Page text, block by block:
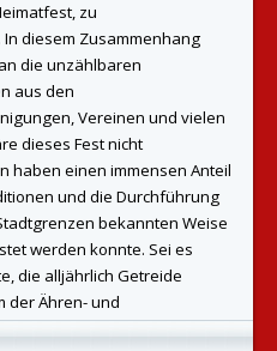
zu
In diesem Zusammenhang
die unzählbaren
aus den
Vereinen und vielen
dieses Fest nicht
haben einen immensen Anteil
und die Durchführung
bekannten Weise
werden konnte. Sei es
die alljährlich Getreide
der Ähren- und
Oder sei es durch dievielen